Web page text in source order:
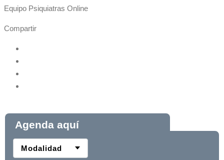
Equipo Psiquiatras Online
Compartir
Agenda aquí
Modalidad